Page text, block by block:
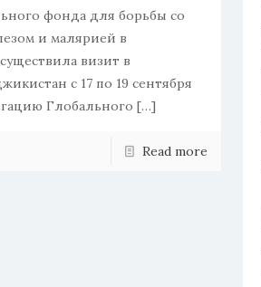
фонда для борьбы со
и малярией в
визит в
с 17 по 19 сентября
Глобального […]
Read more